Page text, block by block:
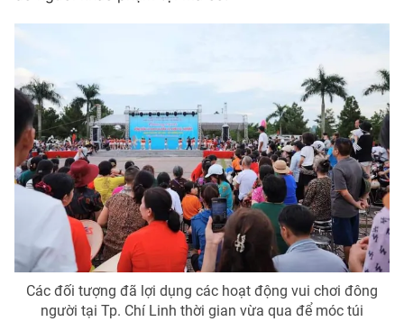
Chất lượng cuộc sống
Học trực tuyến
Hitech Công nghệ tương lai
Sản phẩm
Thị trường
Tư vấn
Giao lưu trực tuyến
Lịch phát sóng
Chuyên mục khác
Emagazine Podcast
Photo Infographic
Các đối tượng đã lợi dụng các hoạt động vui chơi đông
người tại Tp. Chí Linh thời gian vừa qua để móc túi